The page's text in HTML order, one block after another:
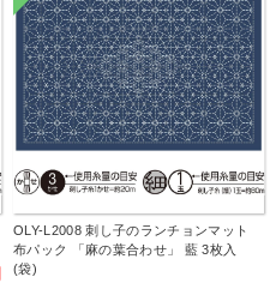
OLY-L2008 刺し子のランチョンマット
布パック 「麻の葉合わせ」 藍 3枚入
(袋)